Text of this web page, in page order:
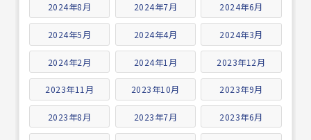
2024年8月 2024年7月 2024年6月
2024年5月 2024年4月 2024年3月
2024年2月 2024年1月 2023年12月
2023年11月 2023年10月 2023年9月
2023年8月 2023年7月 2023年6月